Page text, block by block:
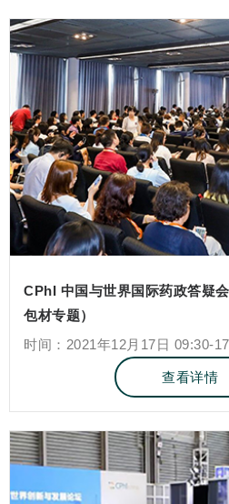
CPhI 中国与世界国际药政答疑会
包材专题）
时间：2021年12月17日 09:30-
查看详情